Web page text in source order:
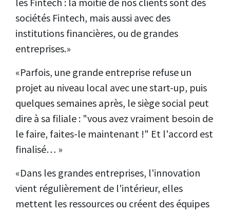
sociétés Fintech, mais aussi avec des
institutions financières, ou de grandes
entreprises.»
«Parfois, une grande entreprise refuse un
projet au niveau local avec une start-up, puis
quelques semaines après, le siège social peut
dire à sa filiale : "vous avez vraiment besoin de
le faire, faites-le maintenant !" Et l'accord est
finalisé… »
«Dans les grandes entreprises, l'innovation
vient régulièrement de l'intérieur, elles
mettent les ressources ou créent des équipes